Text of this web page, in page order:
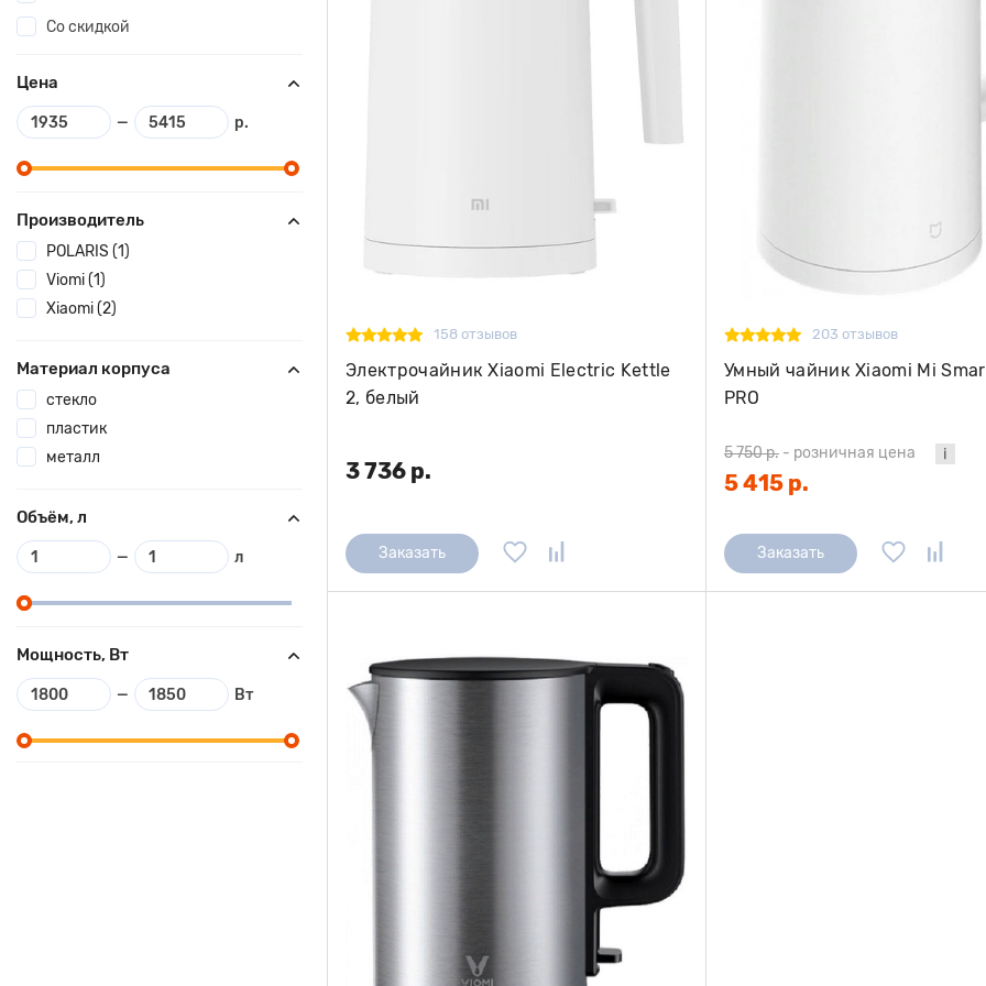
Со скидкой
Цена
— р.
Производитель
POLARIS (1)
Viomi (1)
Xiaomi (2)
Материал корпуса
стекло
пластик
металл
Объём, л
— л
Мощность, Вт
— Вт
158 отзывов
Электрочайник Xiaomi Electric Kettle
2, белый
3 736 р.
Заказать
203 отзывов
Умный чайник Xiaomi Mi
PRO
5 750 р. - розничная цена
5 415 р.
Заказать